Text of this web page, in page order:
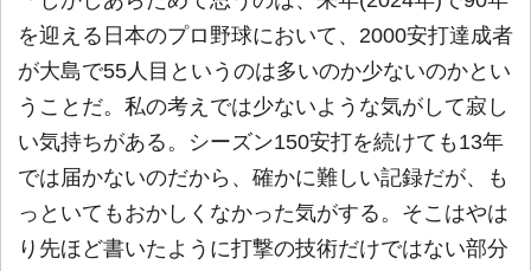
を迎える日本のプロ野球において、2000安打達成者
が大島で55人目というのは多いのか少ないのかとい
うことだ。私の考えでは少ないような気がして寂し
い気持ちがある。シーズン150安打を続けても13年
では届かないのだから、確かに難しい記録だが、も
っといてもおかしくなかった気がする。そこはやは
り先ほど書いたように打撃の技術だけではない部分